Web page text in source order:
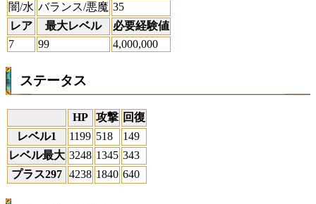
闇/水 バランス/悪魔 35
レア
最大レベル
必要経験値
7
99 4,000,000
ステータス
HP 攻撃 回復
レベル1
1199 518
149
レベル最大 3248 1345 343
プラス297 4238 1840 640